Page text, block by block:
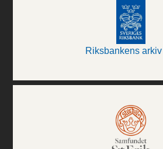
Riksbankens arkiv